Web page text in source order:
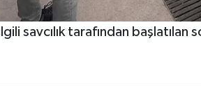
savcılık tarafından